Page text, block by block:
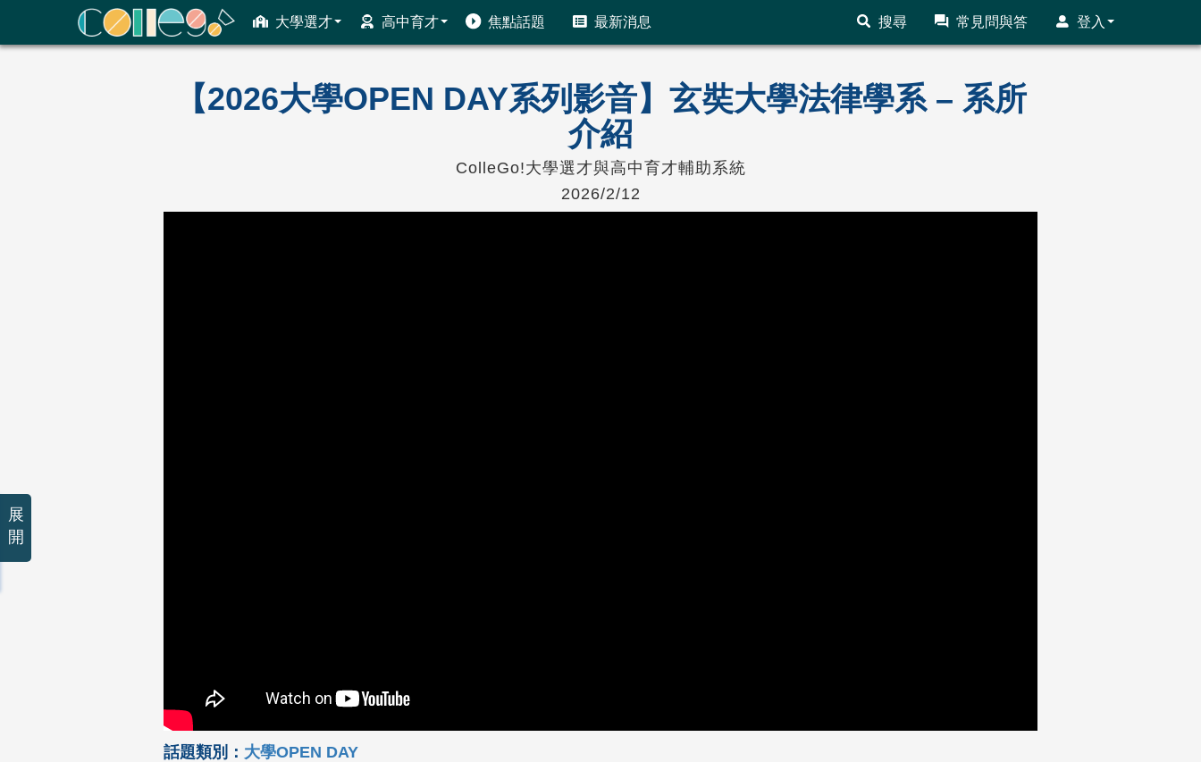
大學選才 高中育才 焦點話題 最新消息 搜尋 常見問與答 登入
ColleGo! 大學選才與高中育才輔助系統
【2026大學OPEN DAY系列影音】玄奘大學法律學系 – 系所
介紹
ColleGo!大學選才與高中育才輔助系統
2026/2/12
話題類別： 大學OPEN DAY
展
開